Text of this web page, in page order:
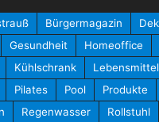
Bürgermagazin
Gesundheit Homeoffice
Kühlschrank Lebensmittel
Pilates Pool Produkte
Regenwasser
Rollstuhl